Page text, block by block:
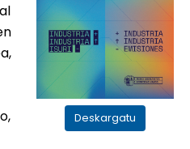
Deskargatu